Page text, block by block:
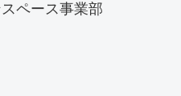
ペース事業部